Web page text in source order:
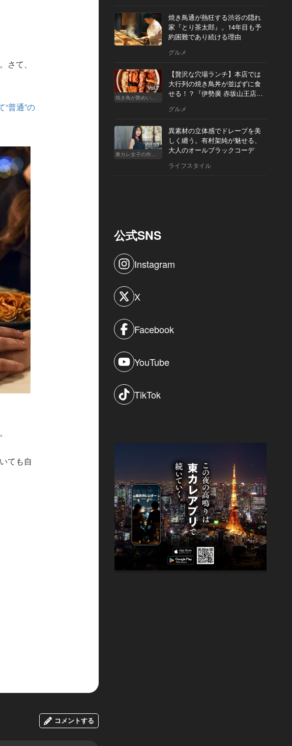
さて、
普通”の
ても自
コメントする
焼き鳥通が熱狂する渋谷の隠れ
家『とり茶太郎』。14年目も予
約困難であり続ける理由
グルメ
Vol.7
焼き鳥が艶めいてきた
【贅沢な穴場ランチ】本店では
大行列の焼き鳥丼が並ばずに食
せる！？『伊勢廣 赤坂山王店』
グルメ
Vol.53
東カレ女子の作り方
異素材の立体感でドレープを美
しく纏う。有村架純が魅せる、
大人のオールブラックコーデ
ライフスタイル
公式SNS
Instagram
X
Facebook
YouTube
TikTok